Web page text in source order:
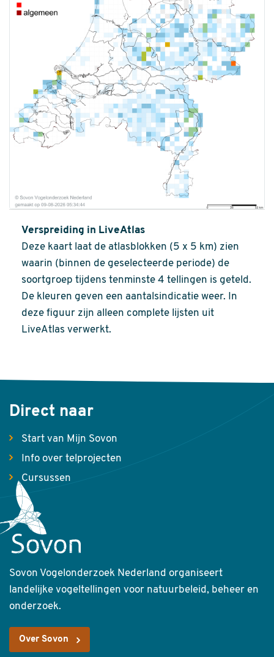
Verspreiding in LiveAtlas
Deze kaart laat de atlasblokken (5 x 5 km) zien
waarin (binnen de geselecteerde periode) de
soortgroep tijdens tenminste 4 tellingen is geteld.
De kleuren geven een aantalsindicatie weer. In
deze figuur zijn alleen complete lijsten uit
LiveAtlas verwerkt.
Direct naar
Start van Mijn Sovon
Info over telprojecten
Cursussen
Sovon Vogelonderzoek Nederland organiseert
landelijke vogeltellingen voor natuurbeleid, beheer en
onderzoek.
Over Sovon